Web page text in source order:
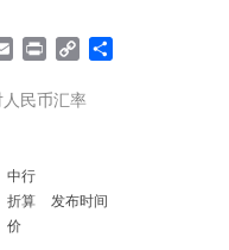
EmailPrint Copy
民币汇率
中行
折算
价
发布时间